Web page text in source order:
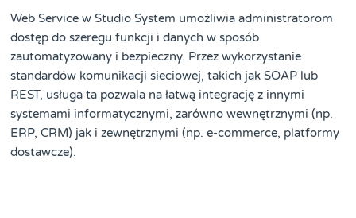
Web Service w Studio System umożliwia administratorom
dostęp do szeregu funkcji i danych w sposób
zautomatyzowany i bezpieczny. Przez wykorzystanie
standardów komunikacji sieciowej, takich jak SOAP lub
REST, usługa ta pozwala na łatwą integrację z innymi
systemami informatycznymi, zarówno wewnętrznymi (np.
ERP, CRM) jak i zewnętrznymi (np. e-commerce, platformy
dostawcze).